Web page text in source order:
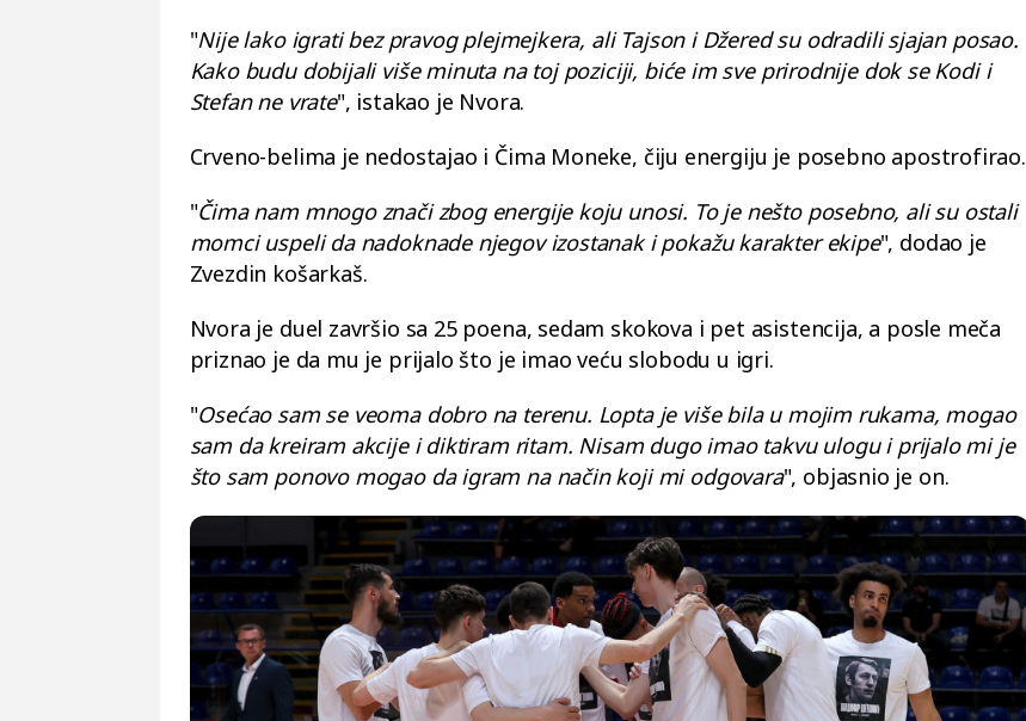
"Nije lako igrati bez pravog plejmejkera, ali Tajson i Džered su odradili sjajan posao.
Kako budu dobijali više minuta na toj poziciji, biće im sve prirodnije dok se Kodi i
Stefan ne vrate", istakao je Nvora.
Crveno-belima je nedostajao i Čima Moneke, čiju energiju je posebno apostrofirao.
"Čima nam mnogo znači zbog energije koju unosi. To je nešto posebno, ali su ostali
momci uspeli da nadoknade njegov izostanak i pokažu karakter ekipe", dodao je
Zvezdin košarkaš.
Nvora je duel završio sa 25 poena, sedam skokova i pet asistencija, a posle meča
priznao je da mu je prijalo što je imao veću slobodu u igri.
"Osećao sam se veoma dobro na terenu. Lopta je više bila u mojim rukama, mogao
sam da kreiram akcije i diktiram ritam. Nisam dugo imao takvu ulogu i prijalo mi je
što sam ponovo mogao da igram na način koji mi odgovara", objasnio je on.